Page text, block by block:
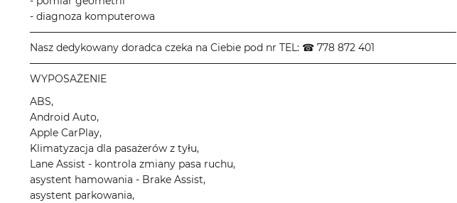
- diagnoza komputerowa
────────────────────────────────────────────────────────────
Nasz dedykowany doradca czeka na Ciebie pod nr TEL: ☎ 778 872 401
────────────────────────────────────────────────────────────
WYPOSAŻENIE
ABS,
Android Auto,
Apple CarPlay,
Klimatyzacja dla pasażerów z tyłu,
Lane Assist - kontrola zmiany pasa ruchu,
asystent hamowania - Brake Assist,
asystent parkowania,